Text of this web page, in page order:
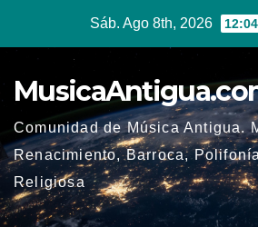
Sáb. Ago 8th, 2026
Comunidad de Música Antigua.
Renacimiento, Barroca,
Religiosa